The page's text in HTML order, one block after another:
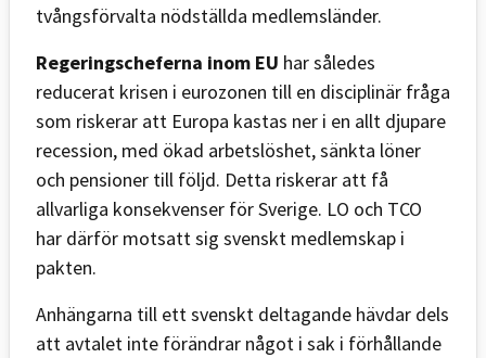
tvångsförvalta nödställda medlemsländer.
Regeringscheferna inom EU har således
reducerat krisen i eurozonen till en disciplinär fråga
som riskerar att Europa kastas ner i en allt djupare
recession, med ökad arbetslöshet, sänkta löner
och pensioner till följd. Detta riskerar att få
allvarliga konsekvenser för Sverige. LO och TCO
har därför motsatt sig svenskt medlemskap i
pakten.
Anhängarna till ett svenskt deltagande hävdar dels
att avtalet inte förändrar något i sak i förhållande